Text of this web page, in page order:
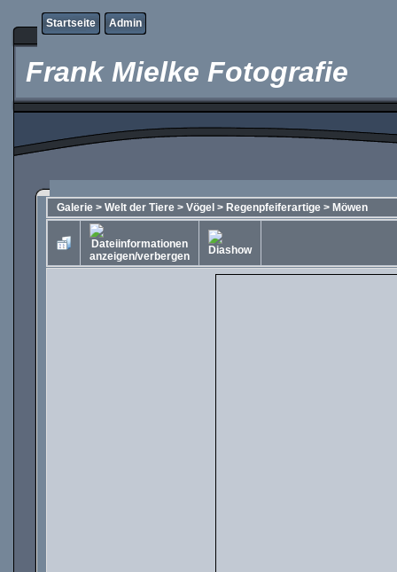
Startseite Admin
Frank Mielke Fotografie
Galerie > Welt der Tiere > Vögel > Regenpfeiferartige > Möwen